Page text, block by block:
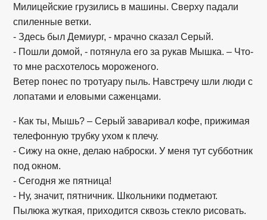
Милицейские грузились в машины. Сверху падали
спиленные ветки.
- Здесь был Демиург, - мрачно сказал Серый.
- Пошли домой, - потянула его за рукав Мышка. – Что-
то мне расхотелось мороженого.
Ветер понес по тротуару пыль. Навстречу шли люди с
лопатами и еловыми саженцами.
- Как ты, Мышь? – Серый заваривал кофе, прижимая
телефонную трубку ухом к плечу.
- Сижу на окне, делаю наброски. У меня тут субботник
под окном.
- Сегодня же пятница!
- Ну, значит, пятничник. Школьники подметают.
Пылюка жуткая, приходится сквозь стекло рисовать.